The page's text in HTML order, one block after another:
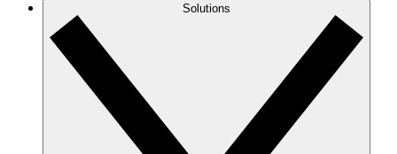
Solutions